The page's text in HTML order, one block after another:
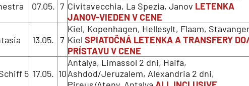
07.05. 7 Civitavecchia, La Spezia, Janov LETENKA
JANOV-VIEDEN V CENE
13.05. 7
Kiel, Kopenhagen, Hellesylt, Flaam,
Kiel SPIATOČNÁ LETENKA A TRANSFERY
PRÍSTAVU V CENE
5 17.05. 10
Antalya, Limassol 2 dni, Haifa,
Ashdod/Jeruzalem, Alexandria 2 dni,